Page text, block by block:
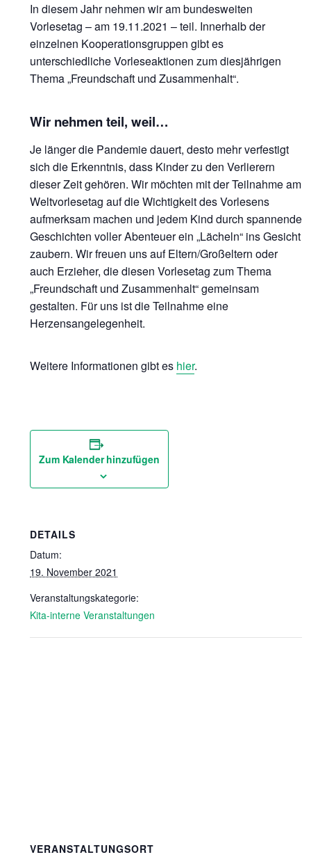
In diesem Jahr nehmen wir am bundesweiten
Vorlesetag – am 19.11.2021 – teil. Innerhalb der
einzelnen Kooperationsgruppen gibt es
unterschiedliche Vorleseaktionen zum diesjährigen
Thema „Freundschaft und Zusammenhalt“.
Wir nehmen teil, weil…
Je länger die Pandemie dauert, desto mehr verfestigt
sich die Erkenntnis, dass Kinder zu den Verlierern
dieser Zeit gehören. Wir möchten mit der Teilnahme am
Weltvorlesetag auf die Wichtigkeit des Vorlesens
aufmerksam machen und jedem Kind durch spannende
Geschichten voller Abenteuer ein „Lächeln“ ins Gesicht
zaubern. Wir freuen uns auf Eltern/Großeltern oder
auch Erzieher, die diesen Vorlesetag zum Thema
„Freundschaft und Zusammenhalt“ gemeinsam
gestalten. Für uns ist die Teilnahme eine
Herzensangelegenheit.
Weitere Informationen gibt es hier.
Zum Kalender hinzufügen
DETAILS
Datum:
19. November 2021
Veranstaltungskategorie:
Kita-interne Veranstaltungen
VERANSTALTUNGSORT